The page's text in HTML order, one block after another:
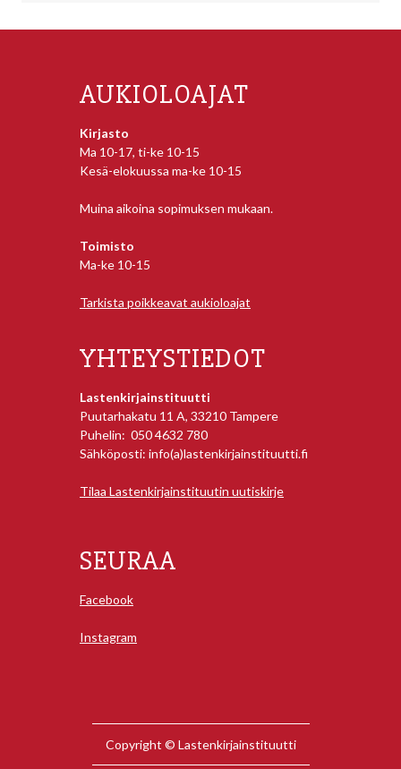
AUKIOLOAJAT
Kirjasto
Ma 10-17, ti-ke 10-15
Kesä-elokuussa ma-ke 10-15
Muina aikoina sopimuksen mukaan.
Toimisto
Ma-ke 10-15
Tarkista poikkeavat aukioloajat
YHTEYSTIEDOT
Lastenkirjainstituutti
Puutarhakatu 11 A, 33210 Tampere
Puhelin: 050 4632 780
Sähköposti: info(a)lastenkirjainstituutti.fi
Tilaa Lastenkirjainstituutin uutiskirje
SEURAA
Facebook
Instagram
Copyright © Lastenkirjainstituutti